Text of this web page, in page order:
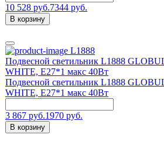
10 528 руб.7344 руб.
В корзину
L1888
Подвесной светильник L1888
WHITE, Е27*1 макс 40Вт
Подвесной светильник L1888
WHITE, Е27*1 макс 40Вт
3 867 руб.1970 руб.
В корзину